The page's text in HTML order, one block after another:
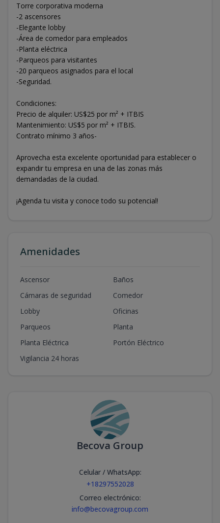
Torre corporativa moderna
-2 ascensores
-Elegante lobby
-Área de comedor para empleados
-Planta eléctrica
-Parqueos para visitantes
-20 parqueos asignados para el local
-Seguridad.
Condiciones:
Precio de alquiler: US$25 por m² + ITBIS
Mantenimiento: US$5 por m² + ITBIS.
Contrato mínimo 3 años-
Aprovecha esta excelente oportunidad para establecer o
expandir tu empresa en una de las zonas más
demandadas de la ciudad.
¡Agenda tu visita y conoce todo su potencial!
Amenidades
Ascensor
Baños
Cámaras de seguridad
Comedor
Lobby
Oficinas
Parqueos
Planta
Planta Eléctrica
Portón Eléctrico
Vigilancia 24 horas
Becova Group
Celular / WhatsApp:
+18297552028
Correo electrónico:
info@becovagroup.com